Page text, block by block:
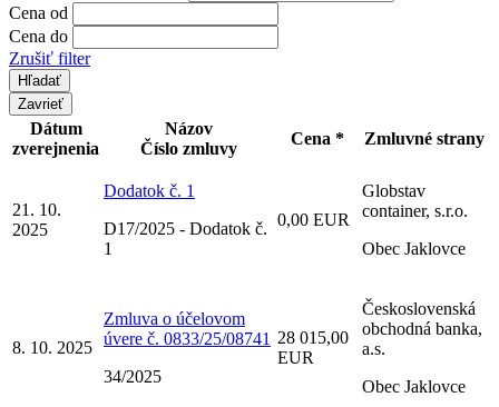
Cena od
Cena do
Zrušiť filter
Zavrieť
Dátum
zverejnenia
Názov
Číslo zmluvy
Cena * Zmluvné strany
21. 10.
2025
Dodatok č. 1
D17/2025 - Dodatok č.
1
0,00 EUR
Globstav
container, s.r.o.
Obec Jaklovce
8. 10. 2025
Zmluva o účelovom
úvere č. 0833/25/08741
34/2025
28 015,00
EUR
Československá
obchodná banka,
a.s.
Obec Jaklovce